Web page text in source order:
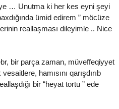
… Unutma ki her kes eyni şeyi
ümid edirem ” möcüze
reallaşması dileyimle .. Nice
bir parça zaman, müveffeqiyyet
hamısını qarışdırıb
bir “heyat tortu ” ede